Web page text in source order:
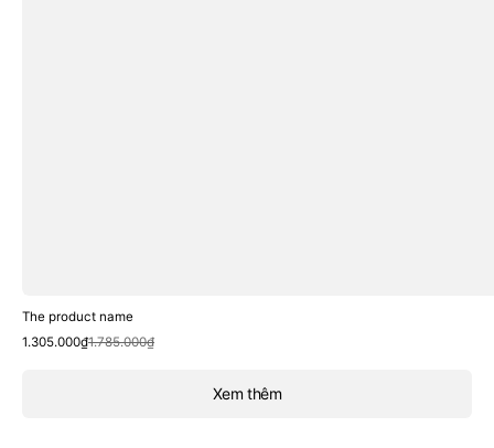
Xem thêm
The product name
Sale
1.305.000₫
Regular
1.785.000₫